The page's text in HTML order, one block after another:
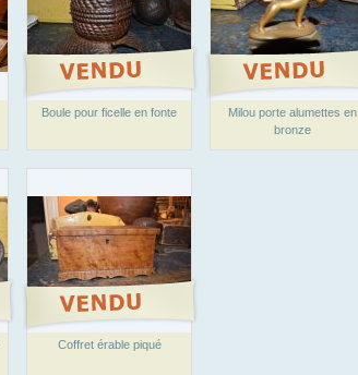
Boule pour ficelle en fonte
Milou porte alumettes en
bronze
Coffret érable piqué